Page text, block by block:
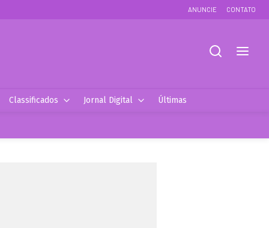
ANUNCIE CONTATO
Classificados Jornal Digital Últimas